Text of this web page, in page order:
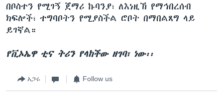
በቦስተን የሚገኝ ጀማሪ ኩባንያ፣ ለእነዚኽ የማኅበረሰብ
ክፍሎች፣ ተግባቦትን የሚያስችል ሮቦት በማበልጸግ ላይ
ይገኛል።
የቪኦኤዋ ቲና ትሪን የላከችው ዘገባ፣ ነው፡፡
አጋሩ Follow us